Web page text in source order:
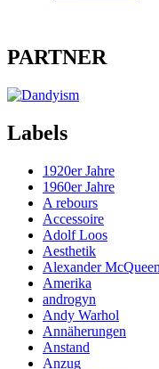
PARTNER
Labels
1920er Jahre
1960er Jahre
A rebours
Accessoire
Adolf Loos
Aesthetik
Alexander McQueen
Amerika
androgyn
Andy Warhol
Annäherungen
Anstand
Anzug